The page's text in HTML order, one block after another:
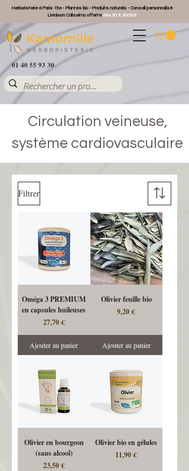
Herboristerie à Paris 15e - Plantes bio - Produits naturels - Conseil personnalisé
Livraison Colissimo offertedès 60 € d'achat
01 40 55 93 30
Circulation veineuse,
système cardiovasculaire
Filtrer
Oméga 3 PREMIUM
en capsules huileuses
Prix
27,70 €
Ajouter au panier
Olivier feuille bio
Prix
9,20 €
Ajouter au panier
Olivier en bourgeon
(sans alcool)
Prix
23,50 €
Olivier bio en gélules
Prix
11,90 €